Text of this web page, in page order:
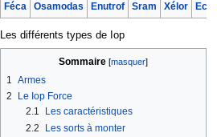
Féca Osamodas Enutrof Sram Xélor
Les différents types de Iop
Sommaire
1 Armes
2
Le Iop Force
2.1
Les caractéristiques
2.2
Les sorts à monter